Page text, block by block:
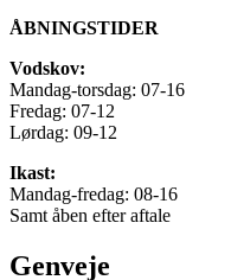
ÅBNINGSTIDER
Vodskov:
Mandag-torsdag: 07-16
Fredag: 07-12
Lørdag: 09-12
Ikast:
Mandag-fredag: 08-16
Samt åben efter aftale
Genveje